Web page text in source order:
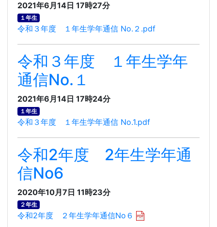
2021年6月14日 17時27分
１年生
令和３年度 １年生学年通信 No.２.pdf
令和３年度 １年生学年
通信No.１
2021年6月14日 17時24分
１年生
令和３年度 １年生学年通信 No.1.pdf
令和2年度 2年生学年通
信No6
2020年10月7日 11時23分
２年生
令和2年度 ２年生学年通信No６